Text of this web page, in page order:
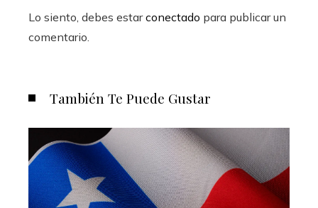
Lo siento, debes estarconectado para publicar un
comentario.
También Te Puede Gustar